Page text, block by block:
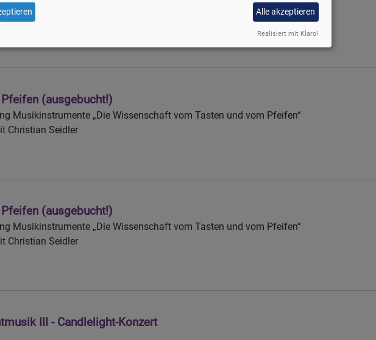
(ausgebucht!)
Musikinstrumente „Die Wissenschaft vom Tasten und vom Pfeifen“
Christian Seidler
(ausgebucht!)
Musikinstrumente „Die Wissenschaft vom Tasten und vom Pfeifen“
Christian Seidler
III - Candlelight-Konzert
Alle akzeptieren
Realisiert mit Klaro!